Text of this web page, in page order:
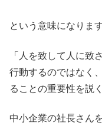
という意味になります
「人を致して人に致
行動するのではなく
ることの重要性を説
中小企業の社長さん